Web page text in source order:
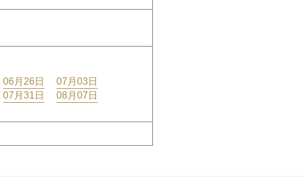
06月26日
07月03日
07月31日
08月07日